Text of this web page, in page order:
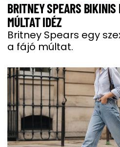
BRITNEY SPEARS BIKINIS
MÚLTAT IDÉZ
Britney Spears egy
a fájó múltat.